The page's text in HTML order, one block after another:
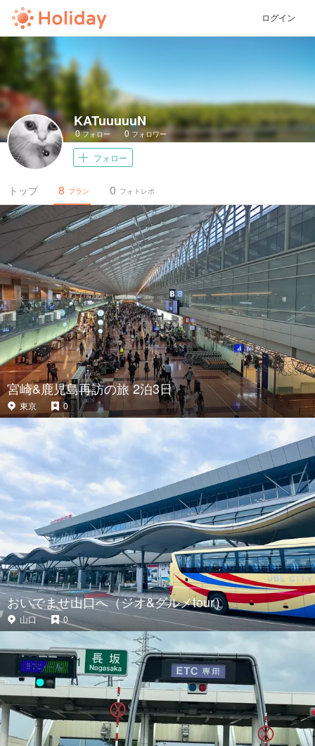
ログイン
KATuuuuuN
0フォロー 0 フォロワー
フォロー
トップ プラン
8 フォトレポ
0
宮崎&鹿児島再訪の旅 2泊3日
東京 0
おいでませ山口へ（ジオ&グルメtour）
山口 0